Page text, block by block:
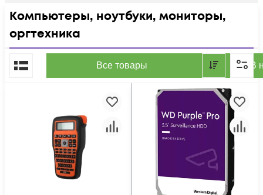
Компьютеры, ноутбуки, мониторы,
оргтехника
Все товары В
По популярности